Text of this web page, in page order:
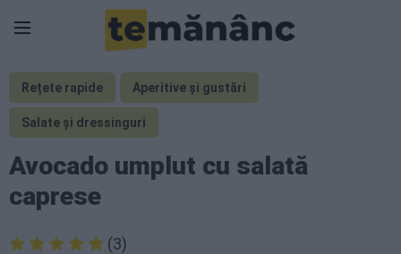
Rețete rapide Aperitive și gustări
Salate și dressinguri
Avocado umplut cu salată
caprese
(3)